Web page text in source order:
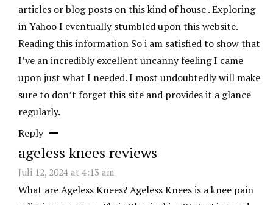
articles or blog posts on this kind of house . Exploring
in Yahoo I eventually stumbled upon this website.
Reading this information So i am satisfied to show that
I’ve an incredibly excellent uncanny feeling I came
upon just what I needed. I most undoubtedly will make
sure to don’t forget this site and provides it a glance
regularly.
Reply
ageless knees reviews
Juli 12, 2024 at 4:13 am
What are Ageless Knees? Ageless Knees is a knee pain